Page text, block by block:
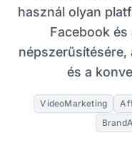
használ olyan
Facebook
népszerűsítésére,
és a
VideoMarketing